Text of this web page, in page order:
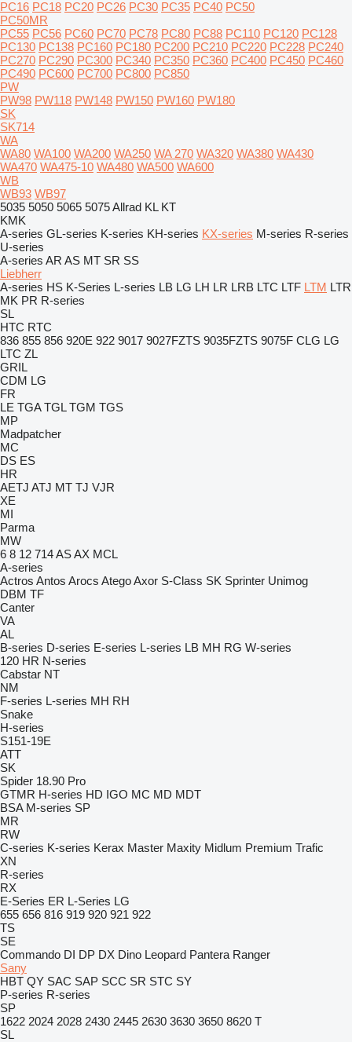
PC16 PC18 PC20 PC26 PC30 PC35 PC40 PC50
PC50MR
PC55 PC56 PC60 PC70 PC78 PC80 PC88 PC110 PC120 PC128
PC130 PC138 PC160 PC180 PC200 PC210 PC220 PC228 PC240
PC270 PC290 PC300 PC340 PC350 PC360 PC400 PC450 PC460
PC490 PC600 PC700 PC800 PC850
PW
PW98 PW118 PW148 PW150 PW160 PW180
SK
SK714
WA
WA80 WA100 WA200 WA250 WA 270 WA320 WA380 WA430
WA470 WA475-10 WA480 WA500 WA600
WB
WB93 WB97
5035 5050 5065 5075Allrad KL KT
KMK
A-series GL-series K-series KH-series KX-series M-series R-series
U-series
A-series AR AS MT SR SS
Liebherr
A-series HS K-Series L-series LB LG LH LR LRB LTC LTF LTM LTR
MK PR R-series
SL
HTC RTC
836 855 856 920E 922 9017 9027FZTS 9035FZTS 9075F CLG LG
LTC ZL
GRIL
CDM LG
FR
LE TGA TGL TGM TGS
MP
Madpatcher
MC
DS ES
HR
AETJ ATJ MT TJ VJR
XE
MI
Parma
MW
6 8 12 714ASAX MCL
A-series
Actros Antos Arocs AtegoAxor S-Class SK Sprinter Unimog
DBM TF
Canter
VA
AL
B-series D-series E-series L-series LB MH RG W-series
120 HR N-series
Cabstar NT
NM
F-series L-series MH RH
Snake
H-series
S151-19E
ATT
SK
Spider 18.90 Pro
GTMR H-series HD IGO MC MD MDT
BSA M-series SP
MR
RW
C-series K-series Kerax Master Maxity Midlum Premium Trafic
XN
R-series
RX
E-Series ER L-Series LG
655 656 816 919 920 921 922
TS
SE
Commando DI DP DX Dino Leopard Pantera Ranger
Sany
HBT QY SAC SAP SCC SR STC SY
P-series R-series
SP
1622 2024 2028 2430 2445 2630 3630 3650 8620 T
SL